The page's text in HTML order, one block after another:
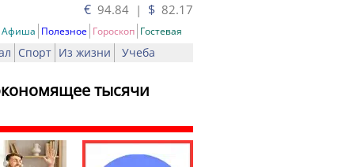
€ 94.84 | $ 82.17
Афиша Полезное Гороскоп Гостевая
Спорт Из жизни Учеба
тысячи